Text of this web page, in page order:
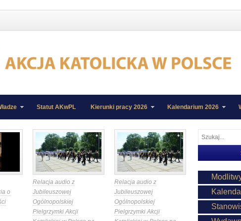
Statut AKwPL Kierunki pracy 2026 Kalendarium 2026
o
Relacja audio z
Jubileuszowej
Ogólnopolskiej
Pielgrzymki Akcji
Relacja audio z
Jubileuszowej
Ogólnopolskiej
Pielgrzymki Akcji